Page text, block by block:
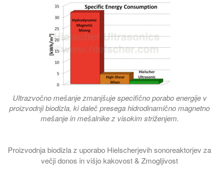
Ultrazvočno mešanje zmanjšuje specifično porabo energije v
proizvodnji biodizla, ki daleč presega hidrodinamično magnetno
mešanje in mešalnike z visokim striženjem.
Proizvodnja biodizla z uporabo Hielscherjevih sonoreaktorjev za
večji donos in višjo kakovost & Zmogljivost